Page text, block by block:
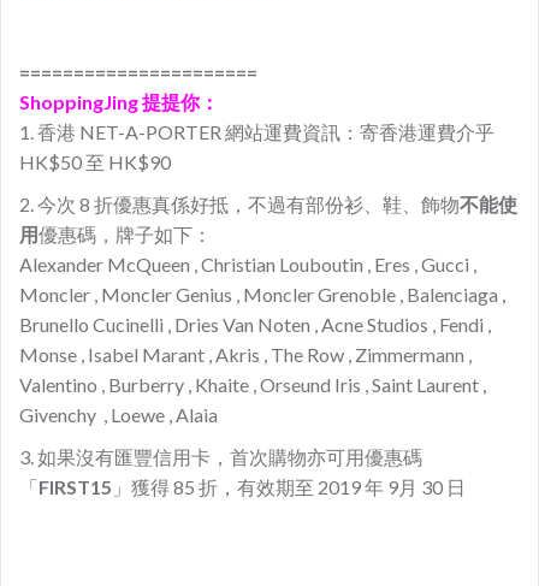
======================
ShoppingJing 提提你：
1. 香港 NET-A-PORTER 網站運費資訊：寄香港運費介乎
HK$50 至 HK$90
2. 今次 8 折優惠真係好抵，不過有部份衫、鞋、飾物不能使
用優惠碼，牌子如下：
Alexander McQueen , Christian Louboutin , Eres , Gucci ,
Moncler , Moncler Genius , Moncler Grenoble , Balenciaga ,
Brunello Cucinelli , Dries Van Noten , Acne Studios , Fendi ,
Monse , Isabel Marant , Akris , The Row , Zimmermann ,
Valentino , Burberry , Khaite , Orseund Iris , Saint Laurent ,
Givenchy , Loewe , Alaia
3. 如果沒有匯豐信用卡，首次購物亦可用優惠碼
「FIRST15 」獲得 85 折，有效期至 2019 年 9月 30 日